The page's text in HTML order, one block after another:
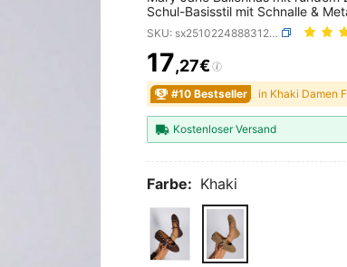
Schul-Basisstil mit Schnalle &
Zuhause & Büro
SKU: sx25102248883129308
PRICE AND
17,27€
#10 Bestseller in Khaki Damen
Kostenloser Versand
Farbe: Khaki